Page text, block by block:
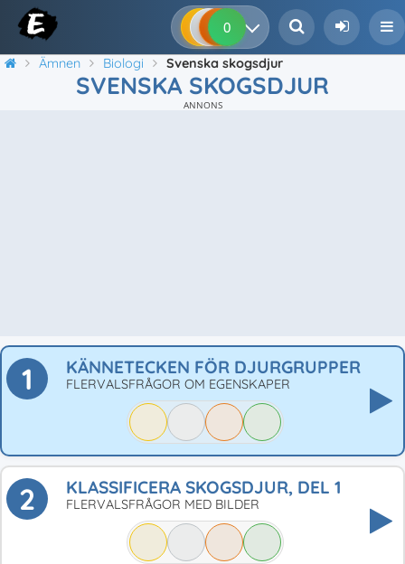
0 0 0
Ämnen Biologi Svenska skogsdjur
SVENSKA SKOGSDJUR
ANNONS
1 KÄNNETECKEN FÖR DJURGRUPPER
FLERVALSFRÅGOR OM EGENSKAPER
2 KLASSIFICERA SKOGSDJUR, DEL 1
FLERVALSFRÅGOR MED BILDER